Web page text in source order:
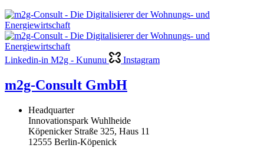
Linkedin-in M2g - Kununu Instagram
m2g-Consult GmbH
Headquarter
Innovationspark Wuhlheide
Köpenicker Straße 325, Haus 11
12555 Berlin-Köpenick